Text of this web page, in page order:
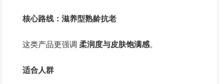
核心路线：滋养型熟龄抗老
这类产品更强调柔润度与皮肤饱满感。
适合人群